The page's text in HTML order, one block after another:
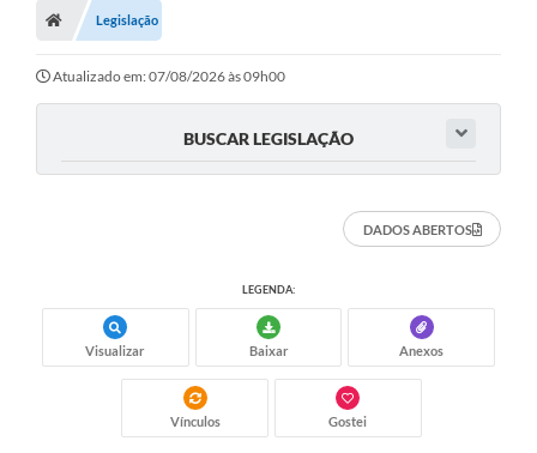
Legislação
Atualizado em: 07/08/2026 às 09h00
BUSCAR LEGISLAÇÃO
DADOS ABERTOS
LEGENDA:
Visualizar Baixar Anexos
Vínculos Gostei